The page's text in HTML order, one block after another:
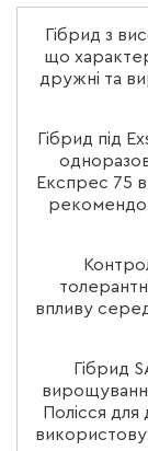
Гібрид з
що
дружні та
Гібрид під
Експрес 75
впливу
Гібрид
Полісся